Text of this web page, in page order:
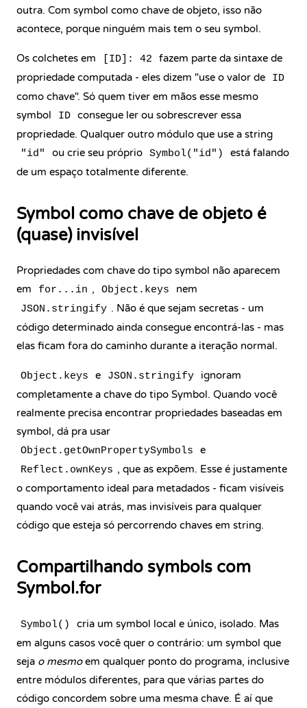
outra. Com symbol como chave de objeto, isso não
acontece, porque ninguém mais tem o seu symbol.
Os colchetes em [ID]: 42
fazem parte da sintaxe de
propriedade computada - eles dizem "use o valor de
ID
como chave". Só quem tiver em mãos esse mesmo
symbol
ID consegue ler ou sobrescrever essa
propriedade. Qualquer outro módulo que use a string
"id" ou crie seu próprio Symbol("id")
está falando
de um espaço totalmente diferente.
Symbol como chave de objeto é
(quase) invisível
Propriedades com chave do tipo symbol não aparecem
em
for...in , Object.keys nem
JSON.stringify . Não é que sejam secretas - um
código determinado ainda consegue encontrá-las - mas
elas ficam fora do caminho durante a iteração normal.
Object.keys e JSON.stringify
ignoram
completamente a chave do tipo Symbol. Quando você
realmente precisa encontrar propriedades baseadas em
symbol, dá pra usar
Object.getOwnPropertySymbols e
Reflect.ownKeys , que as expõem. Esse é justamente
o comportamento ideal para metadados - ficam visíveis
quando você vai atrás, mas invisíveis para qualquer
código que esteja só percorrendo chaves em string.
Compartilhando symbols com
Symbol.for
Symbol()
cria um symbol local e único, isolado. Mas
em alguns casos você quer o contrário: um symbol que
seja o mesmoem qualquer ponto do programa, inclusive
entre módulos diferentes, para que várias partes do
código concordem sobre uma mesma chave. É aí que